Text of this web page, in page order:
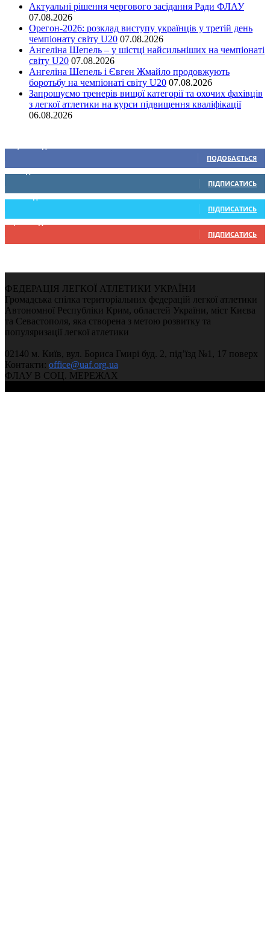
Актуальні рішення чергового засідання Ради ФЛАУ
07.08.2026
Орегон-2026: розклад виступу українців у третій день
чемпіонату світу U20 07.08.2026
Ангеліна Шепель – у шістці найсильніших на чемпіонаті
світу U20 07.08.2026
Ангеліна Шепель і Євген Жмайло продовжують
боротьбу на чемпіонаті світу U20 07.08.2026
Запрошуємо тренерів вищої категорії та охочих фахівців
з легкої атлетики на курси підвищення кваліфікації
06.08.2026
ПОДОБАЄТЬСЯ
0 Підписників
ПІДПИСАТИСЬ
234 Підписників
ПІДПИСАТИСЬ
9,370 Підписників
ПІДПИСАТИСЬ
ФЕДЕРАЦІЯ ЛЕГКОЇ АТЛЕТИКИ УКРАЇНИ
Громадська спілка територіальних федерацій легкої атлетики
Автономної Республіки Крим, областей України, міст Києва
та Севастополя, яка створена з метою розвитку та
популяризації легкої атлетики
02140 м. Київ, вул. Бориса Гмирі буд. 2, під’їзд №1, 17 поверх
Контакти: office@uaf.org.ua
ФЛАУ В СОЦ. МЕРЕЖАХ